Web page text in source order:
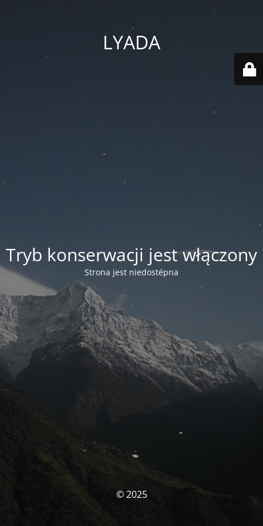
LYADA
Tryb konserwacji jest włączony
Strona jest niedostépna
© 2025